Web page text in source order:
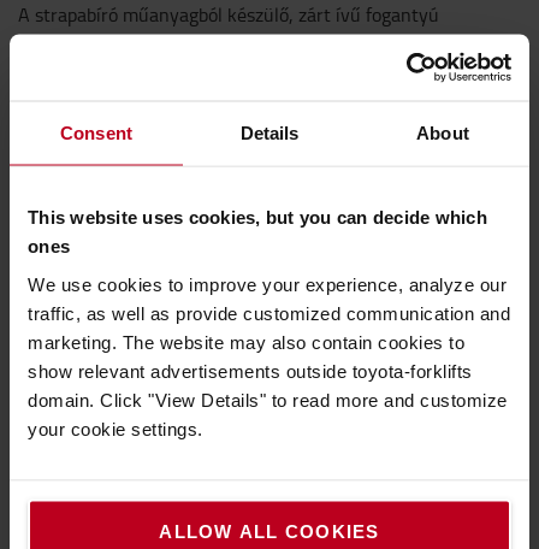
Consent Details About
This website uses cookies, but you can decide which
ones
We use cookies to improve your experience, analyze our
traffic, as well as provide customized communication and
marketing. The website may also contain cookies to
show relevant advertisements outside toyota-forklifts
domain. Click "View Details" to read more and customize
your cookie settings.
ALLOW ALL COOKIES
A strapabíró műanyagból készülő, zárt ívű fogantyú
kényelmes fogást kínál, és védi a gépkezelő kezét.